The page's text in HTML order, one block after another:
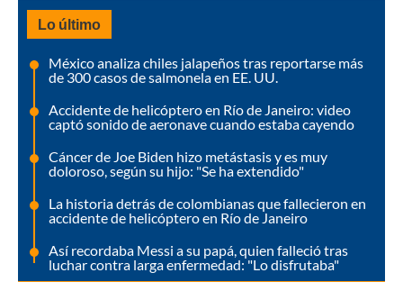
Lo último
México analiza chiles jalapeños tras reportarse más
de 300 casos de salmonela en EE. UU.
Accidente de helicóptero en Río de Janeiro: video
captó sonido de aeronave cuando estaba cayendo
Cáncer de Joe Biden hizo metástasis y es muy
doloroso, según su hijo: "Se ha extendido"
La historia detrás de colombianas que fallecieron en
accidente de helicóptero en Río de Janeiro
Así recordaba Messi a su papá, quien falleció tras
luchar contra larga enfermedad: "Lo disfrutaba"